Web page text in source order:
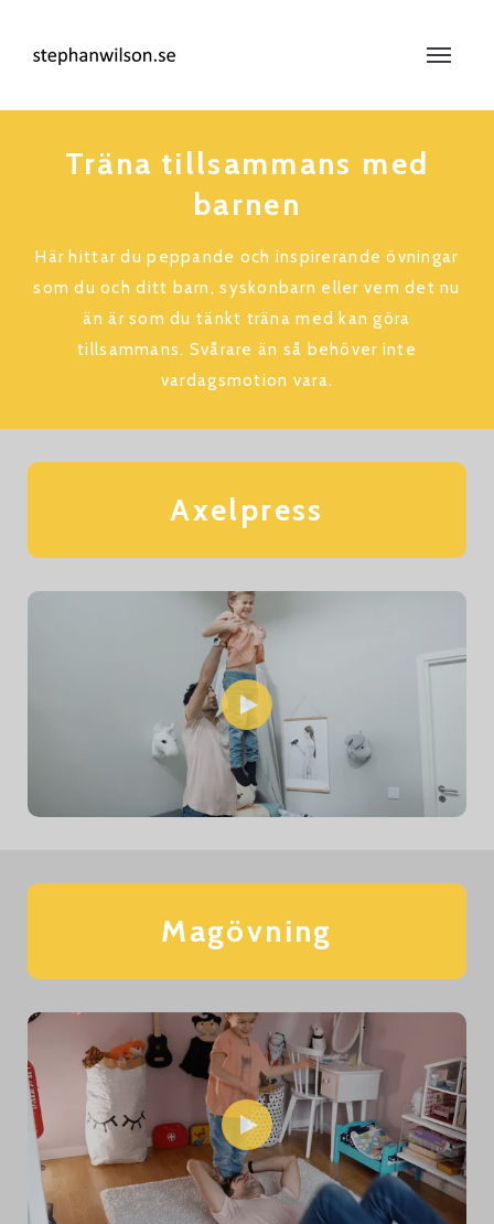
Träna tillsammans med
barnen
Här hittar du peppande och inspirerande övningar
som du och ditt barn, syskonbarn eller vem det nu
än är som du tänkt träna med kan göra
tillsammans. Svårare än så behöver inte
vardagsmotion vara.
Axelpress
Magövning